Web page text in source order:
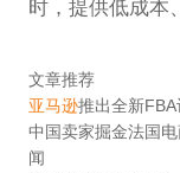
时，提供低成本
文章推荐
亚马逊推出全新
中国卖家掘金法国
闻